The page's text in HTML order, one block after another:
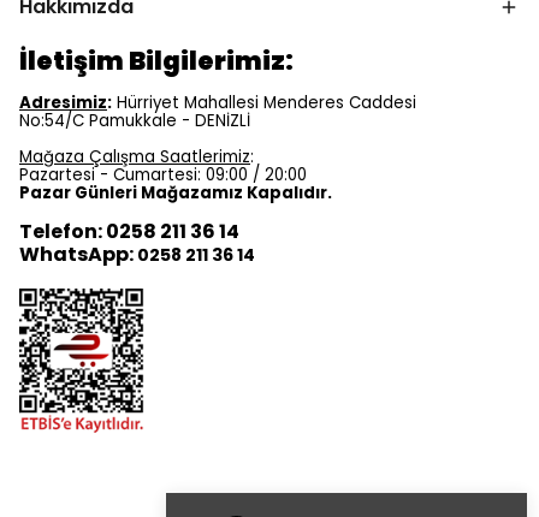
Hakkımızda
İletişim Bilgilerimiz:
Adresimiz: Hürriyet Mahallesi Menderes Caddesi
No:54/C Pamukkale - DENİZLİ
Mağaza Çalışma Saatlerimiz:
Pazartesi - Cumartesi: 09:00 / 20:00
Pazar Günleri Mağazamız Kapalıdır.
Telefon: 0258 211 36 14
WhatsApp: 0258 211 36 14